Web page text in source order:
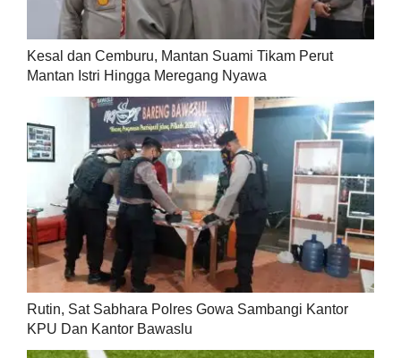
Kesal dan Cemburu, Mantan Suami Tikam Perut
Mantan Istri Hingga Meregang Nyawa
Rutin, Sat Sabhara Polres Gowa Sambangi Kantor
KPU Dan Kantor Bawaslu